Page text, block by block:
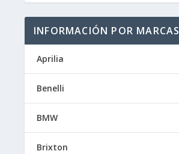
INFORMACIÓN POR MARCAS
Aprilia
Benelli
BMW
Brixton